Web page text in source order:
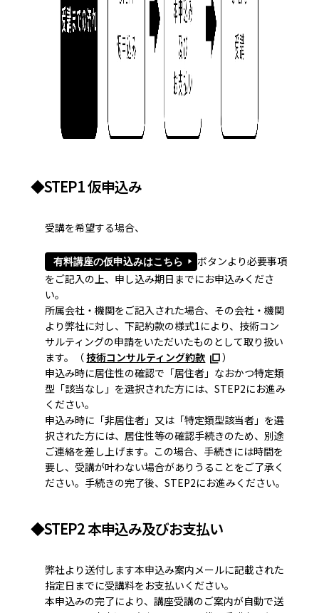
◆STEP1 仮申込み
受講を希望する場合、
有料講座の仮申込みはこちら
ボタンより必要事項
をご記入の上、申し込み期日までにお申込みくださ
い。
所属会社・機関をご記入された場合、その会社・機関
より弊社に対し、下記約款の様式1により、技術コン
サルティングの申請をいただいたものとして取り扱い
ます。（技術コンサルティング約款
）
申込み時に居住性の確認で「居住者」なおかつ特定類
型「該当なし」を選択された方には、STEP2にお進み
ください。
申込み時に「非居住者」又は「特定類型該当者」を選
択された方には、居住性等の確認手続きのため、別途
ご連絡を差し上げます。この場合、手続きには時間を
要し、受講が叶わない場合がありうることをご了承く
ださい。手続きの完了後、STEP2にお進みください。
◆STEP2 本申込み及びお支払い
弊社より送付します本申込み案内メールに記載された
指定日までに受講料をお支払いください。
本申込みの完了により、講座受講のご案内が自動で送